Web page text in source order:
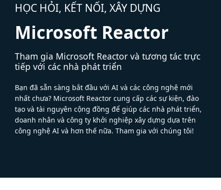
HỌC HỎI, KẾT NỐI, XÂY DỰNG
Microsoft Reactor
Tham gia Microsoft Reactor và tương tác trực
tiếp với các nhà phát triển
Bạn đã sẵn sàng bắt đầu với AI và các công nghệ mới
nhất chưa? Microsoft Reactor cung cấp các sự kiện, đào
tạo và tài nguyên cộng đồng để giúp các nhà phát triển,
doanh nhân và công ty khởi nghiệp xây dựng dựa trên
công nghệ AI và hơn thế nữa. Tham gia với chúng tôi!